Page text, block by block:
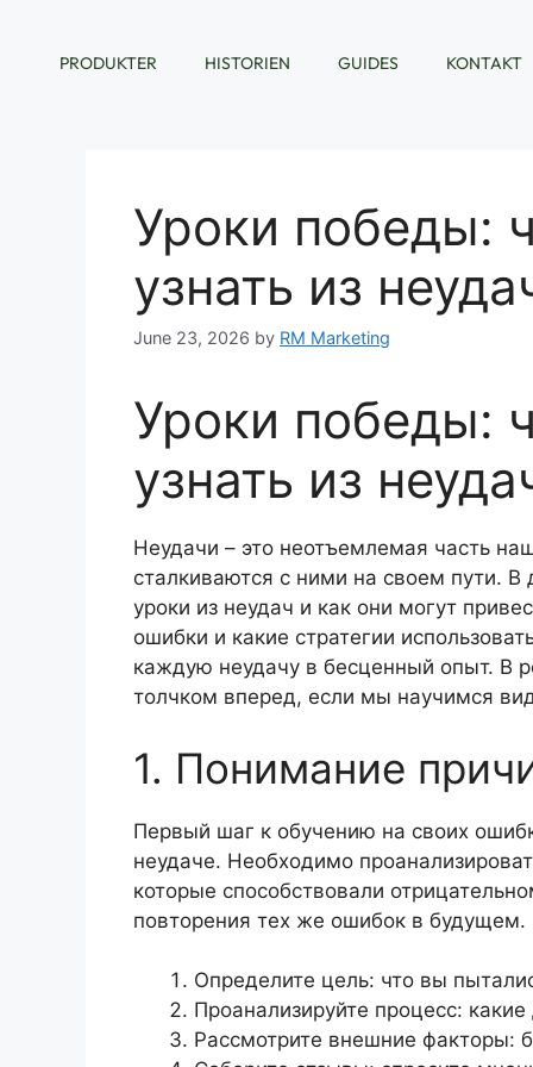
PRODUKTER HISTORIEN GUIDES KONTAKT
Уроки победы:
узнать из
June 23, 2026 by RM Marketing
Уроки победы:
узнать из
Неудачи – это неотъемлемая часть
сталкиваются с ними на своем пути. В
уроки из неудач и как они могут
ошибки и какие стратегии
каждую неудачу в бесценный опыт. В
толчком вперед, если мы научимся
1. Понимание
Первый шаг к обучению на своих
неудаче. Необходимо
которые способствовали
повторения тех же ошибок в будущем.
Определите цель: что вы
Проанализируйте процесс:
Рассмотрите внешние факторы: